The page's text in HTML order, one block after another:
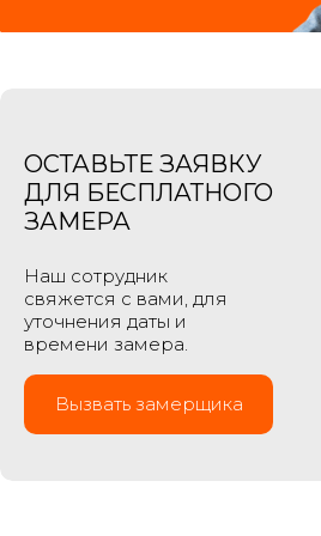
ОСТАВЬТЕ ЗАЯВКУ
ДЛЯ БЕСПЛАТНОГО
ЗАМЕРА
Наш сотрудник
свяжется с вами, для
уточнения даты и
времени замера.
Вызвать замерщика